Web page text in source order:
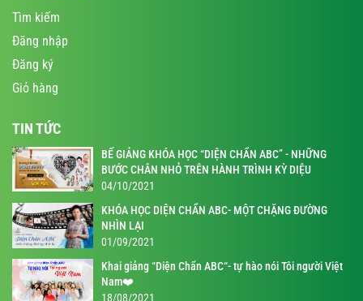
Tìm kiếm
Đăng nhập
Đăng ký
Giỏ hàng
TIN TỨC
BẾ GIẢNG KHÓA HỌC “DIỆN CHẨN ABC” - NHỮNG
BƯỚC CHÂN NHỎ TRÊN HÀNH TRÌNH KỲ DIỆU
04/10/2021
KHÓA HỌC DIỆN CHẨN ABC- MỘT CHẶNG ĐƯỜNG
NHÌN LẠI
01/09/2021
Khai giảng “Diện Chẩn ABC“- tự hào nói Tôi người Việt
Nam❤️
18/08/2021